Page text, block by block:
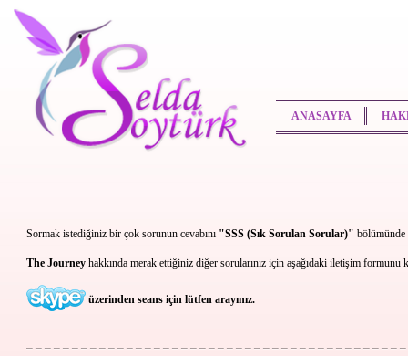
ANASAYFA
Sormak istediğiniz bir çok sorunun cevabını "SSS (Sık Sorulan Sorular)"
The Journey hakkında merak ettiğiniz diğer sorularınız için aşağıdaki iletişim
üzerinden seans için lütfen arayınız.